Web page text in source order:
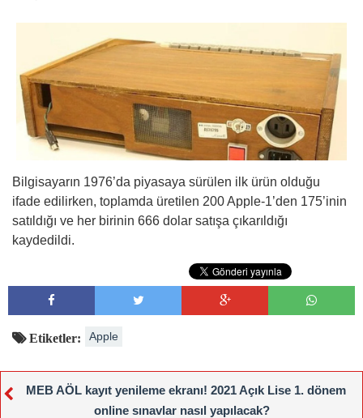
Bilgisayarın 1976’da piyasaya sürülen ilk ürün olduğu
ifade edilirken, toplamda üretilen 200 Apple-1’den 175’inin
satıldığı ve her birinin 666 dolar satışa çıkarıldığı
kaydedildi.
Etiketler: Apple
MEB AÖL kayıt yenileme ekranı! 2021 Açık Lise 1. dönem
online sınavlar nasıl yapılacak?